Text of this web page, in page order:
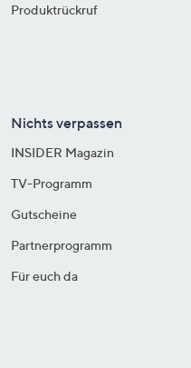
Produktrückruf
Nichts verpassen
INSIDER Magazin
TV-Programm
Gutscheine
Partnerprogramm
Für euch da